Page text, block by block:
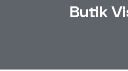
Butik